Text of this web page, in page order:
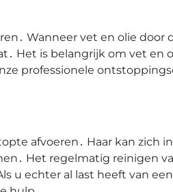
Wanneer vet en olie door
Het is belangrijk om vet en
professionele
afvoeren․ Haar kan zich
Het regelmatig reinigen
u echter al last heeft van